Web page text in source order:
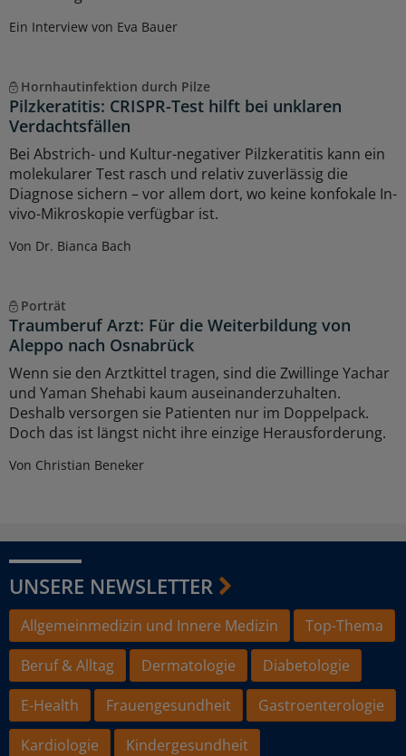
Ein Interview von Eva Bauer
Hornhautinfektion durch Pilze
Pilzkeratitis: CRISPR-Test hilft bei unklaren
Verdachtsfällen
Bei Abstrich- und Kultur-negativer Pilzkeratitis kann ein
molekularer Test rasch und relativ zuverlässig die
Diagnose sichern – vor allem dort, wo keine konfokale In-
vivo-Mikroskopie verfügbar ist.
Von Dr. Bianca Bach
Porträt
Traumberuf Arzt: Für die Weiterbildung von
Aleppo nach Osnabrück
Wenn sie den Arztkittel tragen, sind die Zwillinge Yachar
und Yaman Shehabi kaum auseinanderzuhalten.
Deshalb versorgen sie Patienten nur im Doppelpack.
Doch das ist längst nicht ihre einzige Herausforderung.
Von Christian Beneker
UNSERE NEWSLETTER
Allgemeinmedizin und Innere Medizin
Top-Thema
Beruf & Alltag
Dermatologie
Diabetologie
E-Health
Frauengesundheit
Gastroenterologie
Kardiologie
Kindergesundheit